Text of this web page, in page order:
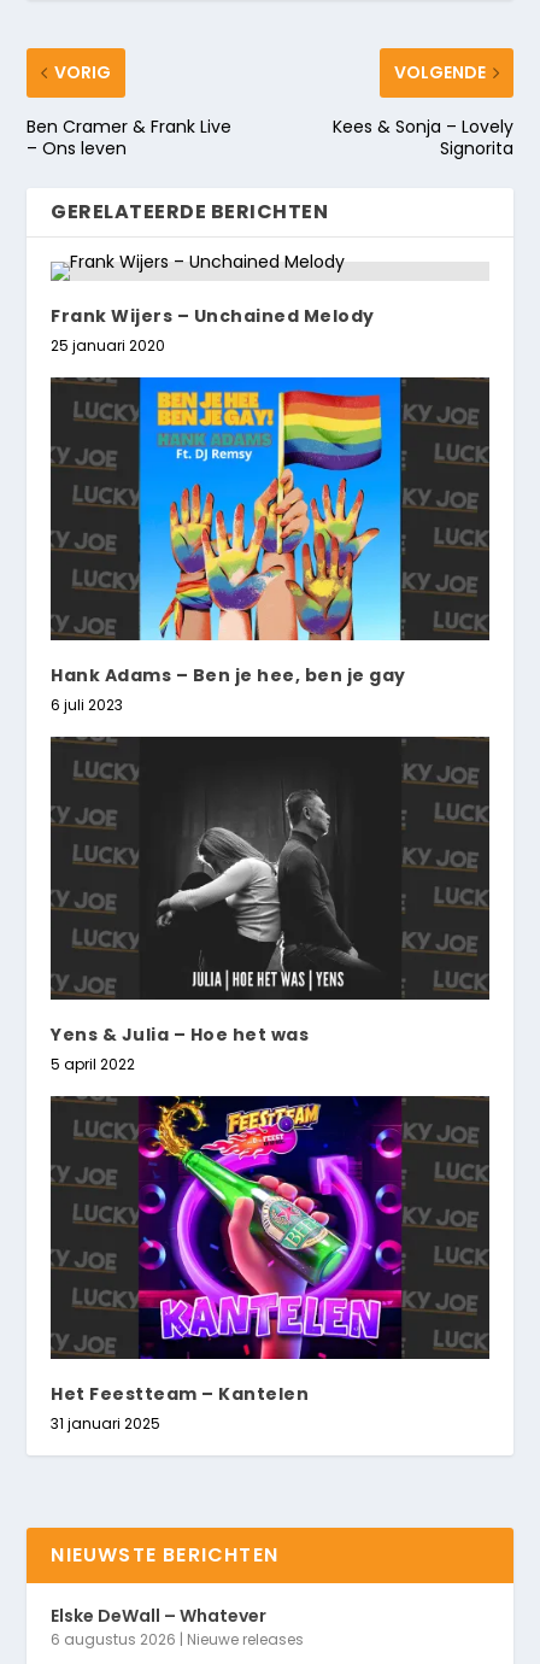
VORIG
Ben Cramer & Frank Live
– Ons leven
VOLGENDE
Kees & Sonja – Lovely
Signorita
GERELATEERDE BERICHTEN
Frank Wijers – Unchained Melody
25 januari 2020
Hank Adams – Ben je hee, ben je gay
6 juli 2023
Yens & Julia – Hoe het was
5 april 2022
Het Feestteam – Kantelen
31 januari 2025
NIEUWSTE BERICHTEN
Elske DeWall – Whatever
6 augustus 2026 | Nieuwe releases